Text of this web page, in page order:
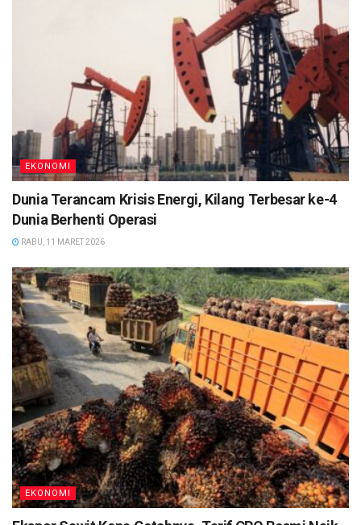
EKONOMI
Dunia Terancam Krisis Energi, Kilang Terbesar ke-4
Dunia Berhenti Operasi
RABU, 11 MARET 2026
EKONOMI